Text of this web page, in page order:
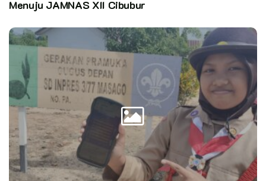
Hadir pada acara pelantikan, Sekretaris bidang Organikum
Kwarcab kak Ismed Ainuni, Lurah-Lurah di Kecamatan Bukit
Raya, Perwakilan Kwarran, Ketua K3S Kecamatan Bukit Raya,
Ketua DKC Kota Pekanbaru Kefrinal Pujianto dan undangan
lainnya.
Penulis: Ajis Putra
Editor:
HumasKN / @ap
Kata Kunci:
kwarda riau kwarran bukit raya
pramuka
Menuju JAMNAS XII Cibubur